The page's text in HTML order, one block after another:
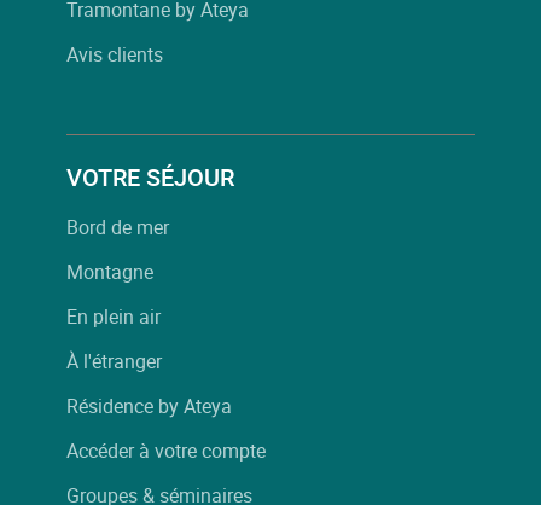
Tramontane by Ateya
Avis clients
VOTRE SÉJOUR
Bord de mer
Montagne
En plein air
À l'étranger
Résidence by Ateya
Accéder à votre compte
Groupes & séminaires